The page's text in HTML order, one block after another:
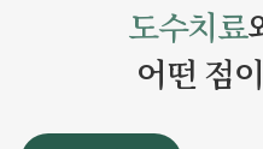
도수치료
어떤 점